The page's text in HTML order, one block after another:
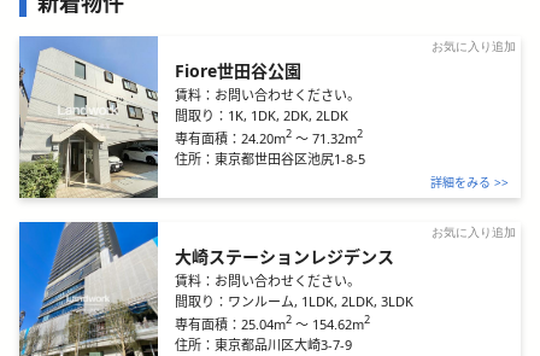
お気に入り追加
Fiore世田谷公園
賃料： お問い合わせください。
間取り： 1K, 1DK, 2DK, 2LDK
専有面積：24.20m2 ～ 71.32m2
住所：東京都世田谷区池尻1-8-5
詳細をみる >>
お気に入り追加
大崎ステーションレジデンス
賃料： お問い合わせください。
間取り： ワンルーム, 1LDK, 2LDK, 3LDK
専有面積：25.04m2 ～ 154.62m2
住所：東京都品川区大崎3-7-9